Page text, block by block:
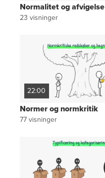
Normalitet og afvigelse
23 visninger
22:00
Normer og normkritik
77visninger